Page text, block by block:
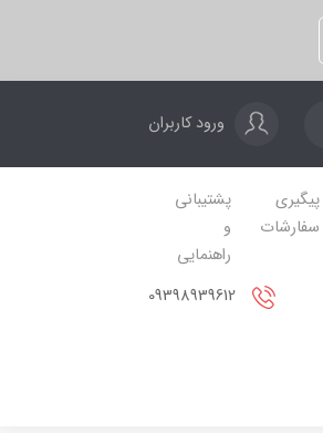
ورود کاربران
پیگیری
سفارشات
پشتیبانی
و
راهنمایی